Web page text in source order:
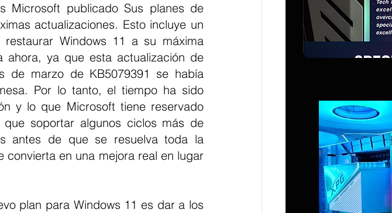
Microsoft publicado Sus planes de
actualizaciones. Esto incluye un
Windows 11 a su máxima
ahora, ya que esta actualización de
de marzo de KB5079391 se había
Por lo tanto, el tiempo ha sido
y lo que Microsoft tiene reservado
soportar algunos ciclos más de
antes de que se resuelva toda la
en una mejora real en lugar
plan para Windows 11 es dar a los